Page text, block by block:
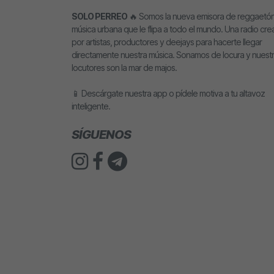
SOLO PERREO 🔥 Somos la nueva emisora de
música urbana que le flipa a todo el mundo. Una radio
por artistas, productores y deejays para hacerte llegar
directamente nuestra música. Sonamos de locura y
locutores son la mar de majos.
📱 Descárgate nuestra app o pídele motiva a tu altavoz
inteligente.
SÍGUENOS